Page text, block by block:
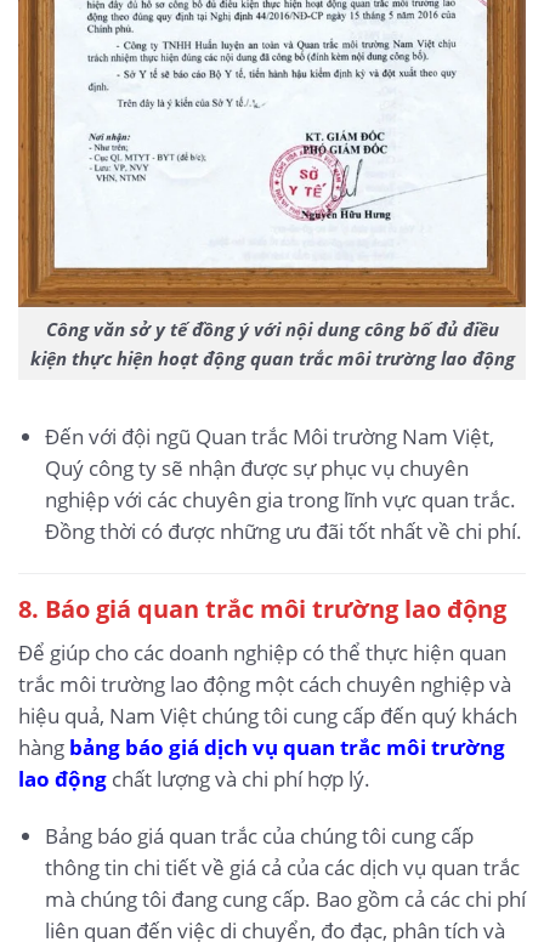
Công văn sở y tế đồng ý với nội dung công bố đủ điều
kiện thực hiện hoạt động quan trắc môi trường lao động
Đến với đội ngũ Quan trắc Môi trường Nam Việt,
Quý công ty sẽ nhận được sự phục vụ chuyên
nghiệp với các chuyên gia trong lĩnh vực quan trắc.
Đồng thời có được những ưu đãi tốt nhất về chi phí.
8. Báo giá quan trắc môi trường lao động
Để giúp cho các doanh nghiệp có thể thực hiện quan
trắc môi trường lao động một cách chuyên nghiệp và
hiệu quả, Nam Việt chúng tôi cung cấp đến quý khách
hàng bảng báo giá dịch vụ quan trắc môi trường
lao động chất lượng và chi phí hợp lý.
Bảng báo giá quan trắc của chúng tôi cung cấp
thông tin chi tiết về giá cả của các dịch vụ quan trắc
mà chúng tôi đang cung cấp. Bao gồm cả các chi phí
liên quan đến việc di chuyển, đo đạc, phân tích và